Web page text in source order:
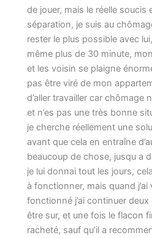
de jouer, mais le réelle soucis
séparation, je suis au
rester le plus possible avec
même plus de 30 minute,
et les voisin se plaigne
pas être viré de mon
d’aller travailler car chômage
et n’es pas une très bonne
je cherche réellement une
avant que cela en entraîne
beaucoup de chose, jusqu a
je lui donnai tout les jours,
à fonctionner, mais quand j’ai
fonctionné j’ai continuer
être sur, et une fois le flacon
racheté, sauf qu’il a